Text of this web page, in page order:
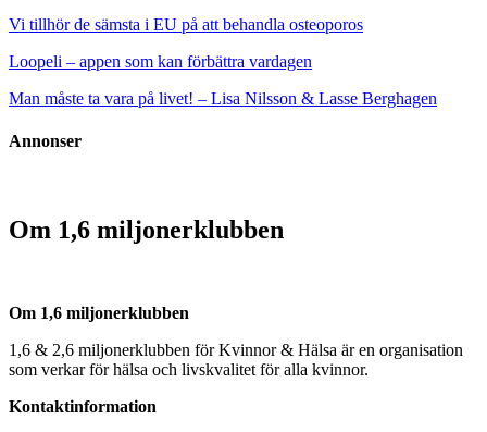
Vi tillhör de sämsta i EU på att behandla osteoporos
Loopeli – appen som kan förbättra vardagen
Man måste ta vara på livet! – Lisa Nilsson & Lasse Berghagen
Annonser
Om 1,6 miljonerklubben
Om 1,6 miljonerklubben
1,6 & 2,6 miljonerklubben för Kvinnor & Hälsa är en organisation
som verkar för hälsa och livskvalitet för alla kvinnor.
Kontaktinformation